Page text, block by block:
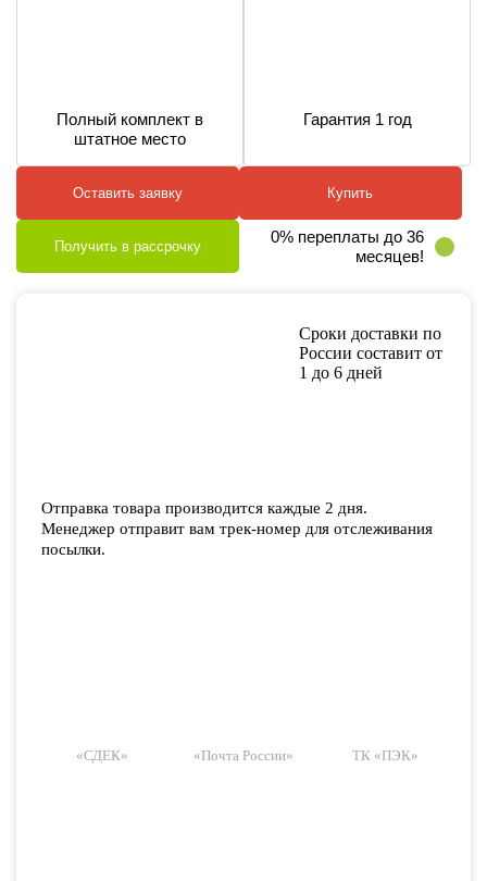
Полный комплект в
штатное место
Гарантия 1 год
Оставить заявку Купить
Получить в рассрочку
0% переплаты до 36
месяцев!
Сроки доставки по
России составит от
1 до 6 дней
Отправка товара производится каждые 2 дня.
Менеджер отправит вам трек-номер для отслеживания
посылки.
«СДЕК» «Почта России» ТК «ПЭК»